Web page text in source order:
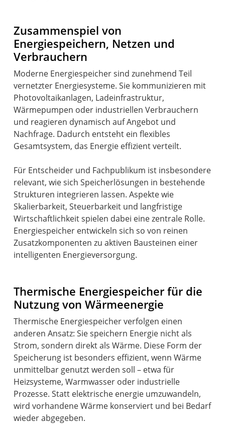
Zusammenspiel von
Energiespeichern, Netzen und
Verbrauchern
Moderne Energiespeicher sind zunehmend Teil
vernetzter Energiesysteme. Sie kommunizieren mit
Photovoltaikanlagen, Ladeinfrastruktur,
Wärmepumpen oder industriellen Verbrauchern
und reagieren dynamisch auf Angebot und
Nachfrage. Dadurch entsteht ein flexibles
Gesamtsystem, das Energie effizient verteilt.
Für Entscheider und Fachpublikum ist insbesondere
relevant, wie sich Speicherlösungen in bestehende
Strukturen integrieren lassen. Aspekte wie
Skalierbarkeit, Steuerbarkeit und langfristige
Wirtschaftlichkeit spielen dabei eine zentrale Rolle.
Energiespeicher entwickeln sich so von reinen
Zusatzkomponenten zu aktiven Bausteinen einer
intelligenten Energieversorgung.
Thermische Energiespeicher für die
Nutzung von Wärmeenergie
Thermische Energiespeicher verfolgen einen
anderen Ansatz: Sie speichern Energie nicht als
Strom, sondern direkt als Wärme. Diese Form der
Speicherung ist besonders effizient, wenn Wärme
unmittelbar genutzt werden soll – etwa für
Heizsysteme, Warmwasser oder industrielle
Prozesse. Statt elektrische energie umzuwandeln,
wird vorhandene Wärme konserviert und bei Bedarf
wieder abgegeben.